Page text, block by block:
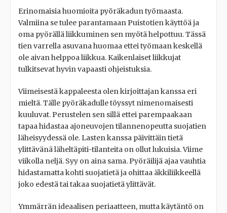
Erinomaisia huomioita pyöräkadun työmaasta.
Valmiina se tulee parantamaan Puistotien käyttöä ja
oma pyörällä liikkuminen sen myötä helpottuu. Tässä
tien varrella asuvana huomaa ettei työmaan keskellä
ole aivan helppoa liikkua. Kaikenlaiset liikkujat
tulkitsevat hyvin vapaasti ohjeistuksia.
Viimeisestä kappaleesta olen kirjoittajan kanssa eri
mieltä. Tälle pyöräkadulle töyssyt nimenomaisesti
kuuluvat. Perustelen sen sillä ettei parempaakaan
tapaa hidastaa ajoneuvojen tilannenopeutta suojatien
läheisyydessä ole. Lasten kanssa päivittäin tietä
ylittävänä läheltäpiti-tilanteita on ollut lukuisia. Viime
viikolla neljä. Syy on aina sama. Pyöräilijä ajaa vauhtia
hidastamatta kohti suojatietä ja ohittaa äkkiliikkeellä
joko edestä tai takaa suojatietä ylittävät.
Ymmärrän ideaalisen periaatteen, mutta käytäntö on